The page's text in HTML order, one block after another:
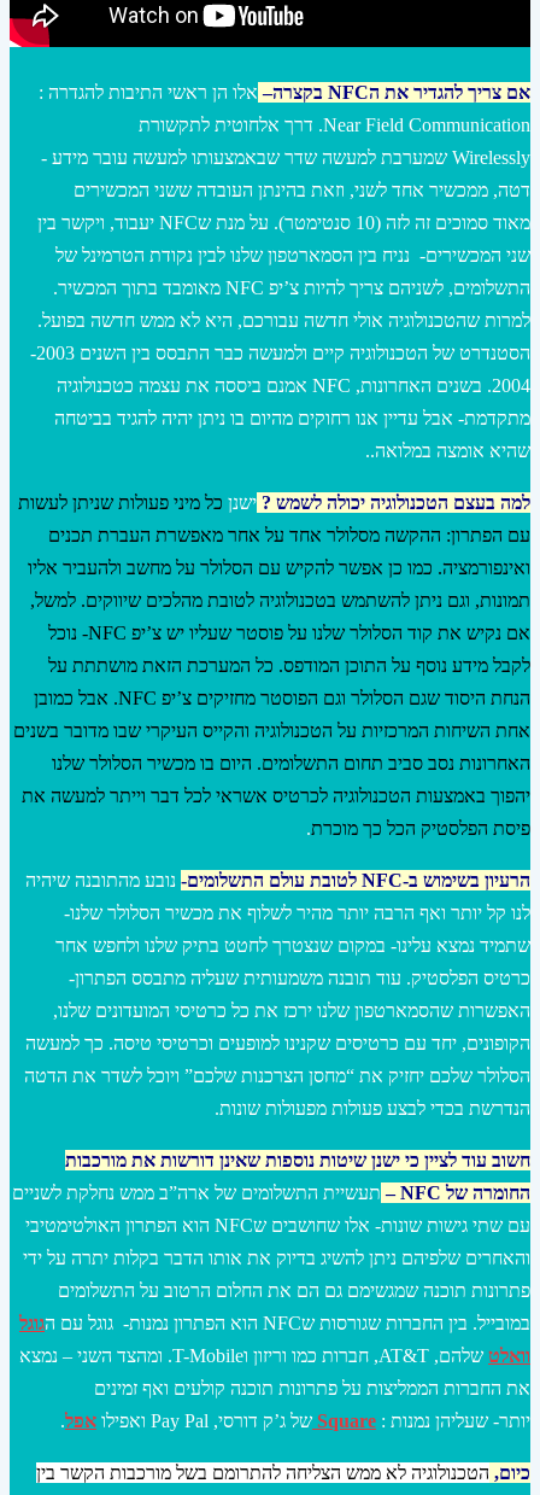
אם צריך להגדיר את הNFC בקצרה – אלו הן ראשי התיבות להגדרה :
Near Field Communication. דרך אלחוטית לתקשורת
Wirelessly שמערבת למעשה שדר שבאמצעותו למעשה עובר מידע -
דטה, ממכשיר אחד לשני, וזאת בהינתן העובדה ששני המכשירים
מאוד סמוכים זה לזה (10 סנטימטר). על מנת שNFC יעבוד, ויקשר בין
שני המכשירים- נניח בין הסמארטפון שלנו לבין נקודת הטרמינל של
התשלומים, לשניהם צריך להיות צ’יפ NFC מאומבד בתוך המכשיר.
למרות שהטכנולוגיה אולי חדשה עבורכם, היא לא ממש חדשה בפועל.
הסטנדרט של הטכנולוגיה קיים ולמעשה כבר התבסס בין השנים 2003-
2004. בשנים האחרונות, NFC אמנם ביססה את עצמה כטכנולוגיה
מתקדמת- אבל עדיין אנו רחוקים מהיום בו ניתן יהיה להגיד בביטחה
שהיא אומצה במלואה..
למה בעצם הטכנולוגיה יכולה לשמש ? ישנן כל מיני פעולות שניתן לעשות
עם הפתרון: ההקשה מסלולר אחד על אחר מאפשרת העברת תכנים
ואינפורמציה. כמו כן אפשר להקיש עם הסלולר על מחשב ולהעביר אליו
תמונות, וגם ניתן להשתמש בטכנולוגיה לטובת מהלכים שיווקים. למשל,
אם נקיש את קוד הסלולר שלנו על פוסטר שעליו יש צ’יפ NFC- נוכל
לקבל מידע נוסף על התוכן המודפס. כל המערכת הזאת מושתתת על
הנחת היסוד שגם הסלולר וגם הפוסטר מחזיקים צ’יפ NFC. אבל כמובן
אחת השיחות המרכזיות על הטכנולוגיה והקייס העיקרי שבו מדובר בשנים
האחרונות נסב סביב תחום התשלומים. היום בו מכשיר הסלולר שלנו
יהפוך באמצעות הטכנולוגיה לכרטיס אשראי לכל דבר וייתר למעשה את
פיסת הפלסטיק הכל כך מוכרת.
הרעיון בשימוש ב-NFC לטובת עולם התשלומים- נובע מהתובנה שיהיה
לנו קל יותר ואף הרבה יותר מהיר לשלוף את מכשיר הסלולר שלנו-
שתמיד נמצא עלינו- במקום שנצטרך לחטט בתיק שלנו ולחפש אחר
כרטיס הפלסטיק. עוד תובנה משמעותית שעליה מתבסס הפתרון-
האפשרות שהסמארטפון שלנו ירכז את כל כרטיסי המועדונים שלנו,
הקופונים, יחד עם כרטיסים שקנינו למופעים וכרטיסי טיסה. כך למעשה
הסלולר שלכם יחזיק את “מחסן הצרכנות שלכם” ויוכל לשדר את הדטה
הנדרשת בכדי לבצע פעולות מפעולות שונות.
חשוב עוד לציין כי ישנן שיטות נוספות שאינן דורשות את מורכבות
החומרה של
תעשיית התשלומים של ארה”ב ממש נחלקת לשניים
עם שתי גישות שונות- אלו שחושבים שNFC הוא הפתרון האולטימטיבי
והאחרים שלפיהם ניתן להשיג בדיוק את אותו הדבר בקלות יתרה על ידי
פתרונות תוכנה שמגשימם גם הם את החלום הרטוב על התשלומים
במובייל. בין החברות שגורסות שNFC הוא הפתרון נמנות- גוגל עם ה
גוגל
וואלט
שלהם, AT&T, חברות כמו וריזון וT-Mobile. ומהצד השני – נמצא
את החברות הממליצות על פתרונות תוכנה קולעים ואף זמינים
יותר- שעליהן נמנות : Square של ג’ק דורסי, Pay Pal ואפילו אפל.
כיום, הטכנולוגיה לא ממש הצליחה להתרומם בשל מורכבות הקשר בין